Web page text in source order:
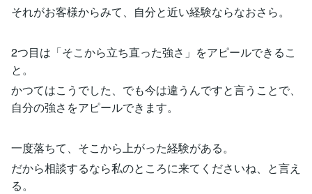
それがお客様からみて、自分と近い経験ならなおさら。
2つ目は「そこから立ち直った強さ」をアピールできるこ
と。
かつてはこうでした、でも今は違うんですと言うことで、
自分の強さをアピールできます。
一度落ちて、そこから上がった経験がある。
だから相談するなら私のところに来てくださいね、と言え
る。